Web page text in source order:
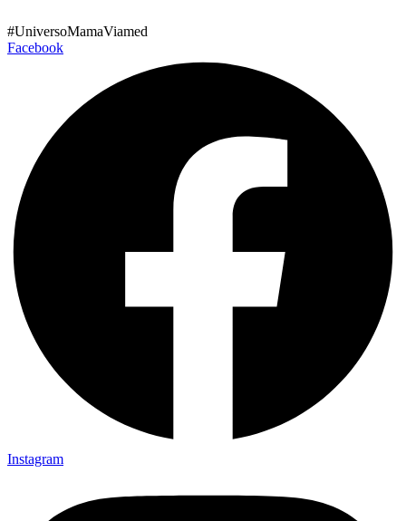
al
contenido
#UniversoMamaViamed
Facebook
Instagram